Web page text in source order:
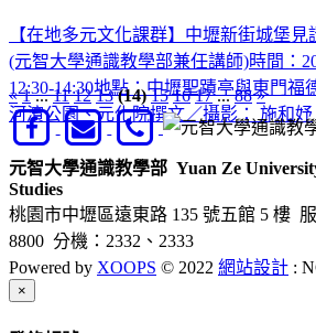
【在地多元文化課群】中壢新街城堡
(元智大學通識教學部兼任講師)時間：
12:30-14:30地點：中壢聖蹟亭與東門福
河濱公園、元化院撰文／攝影： 施和妤
« 1...11 12 13 (14) 15 16 17...88 »
元智大學通識教學部 Yuan Ze
Studies
桃園市中壢區遠東路 135 號五館 5 樓
8800 分機：2332、2333
Powered by XOOPS © 2022 網站設計 :
×